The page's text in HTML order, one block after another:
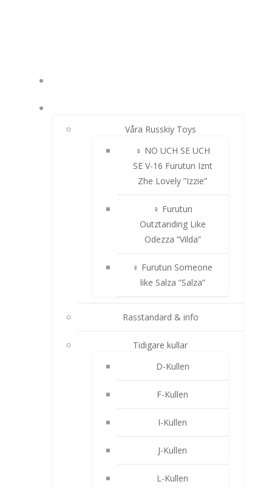
Våra Russkiy Toys
♀ NO UCH SE UCH
SE V-16 Furutun Iznt
Zhe Lovely ”Izzie”
♀ Furutun
Outztanding Like
Odezza ”Vilda”
♀ Furutun Someone
like Salza ”Salza”
Rasstandard & info
Tidigare kullar
D-Kullen
F-Kullen
I-Kullen
J-Kullen
L-Kullen